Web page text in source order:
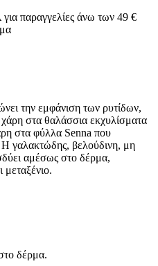
άνω των 49 €
την εμφάνιση των ρυτίδων,
στα θαλάσσια εκχυλίσματα
στα φύλλα Senna που
γαλακτώδης, βελούδινη, μη
αμέσως στο δέρμα,
δέρμα.